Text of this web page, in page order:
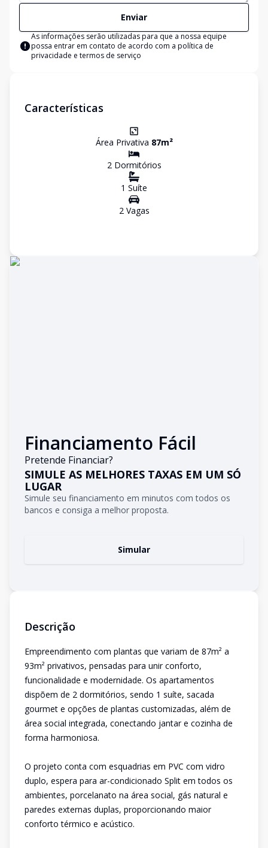
Enviar
As informações serão utilizadas para que a nossa equipe
possa entrar em contato de acordo com a política de
privacidade e termos de serviço
Características
Área Privativa 87m²
2Dormitórios
1 Suíte
2Vagas
Financiamento Fácil
Pretende Financiar?
SIMULE AS MELHORES TAXAS EM UM SÓ
LUGAR
Simule seu financiamento em minutos com todos os
bancos e consiga a melhor proposta.
Simular
Descrição
Empreendimento com plantas que variam de 87m² a
93m² privativos, pensadas para unir conforto,
funcionalidade e modernidade. Os apartamentos
dispõem de 2 dormitórios, sendo 1 suíte, sacada
gourmet e opções de plantas customizadas, além de
área social integrada, conectando jantar e cozinha de
forma harmoniosa.
O projeto conta com esquadrias em PVC com vidro
duplo, espera para ar-condicionado Split em todos os
ambientes, porcelanato na área social, gás natural e
paredes externas duplas, proporcionando maior
conforto térmico e acústico.